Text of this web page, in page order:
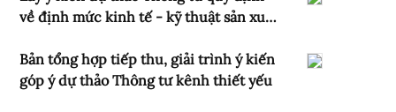
về định mức kinh tế - kỹ thuật sản xuất
truyền hình
Bản tổng hợp tiếp thu, giải trình ý kiến
góp ý dự thảo Thông tư kênh thiết yếu